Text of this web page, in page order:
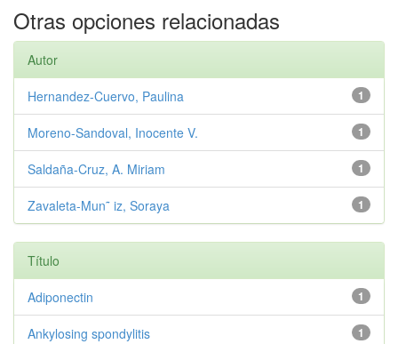
Otras opciones relacionadas
Autor
1
Hernandez-Cuervo, Paulina
1
Moreno-Sandoval, Inocente V.
1
Saldaña-Cruz, A. Miriam
1
Zavaleta-Mun˜ iz, Soraya
Título
1
Adiponectin
1
Ankylosing spondylitis